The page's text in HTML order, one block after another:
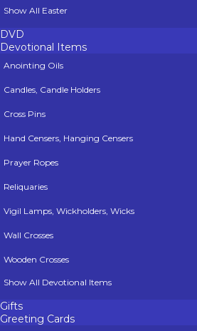
Show All Easter
DVD
Devotional Items
Anointing Oils
Candles, Candle Holders
Cross Pins
Hand Censers, Hanging Censers
Prayer Ropes
Reliquaries
Vigil Lamps, Wickholders, Wicks
Wall Crosses
Wooden Crosses
Show All Devotional Items
Gifts
Greeting Cards